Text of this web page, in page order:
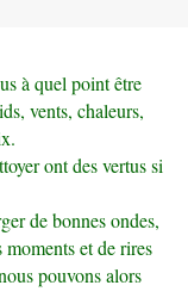
à quel point être
vents, chaleurs,
ont des vertus si
de bonnes ondes,
et de rires
pouvons alors